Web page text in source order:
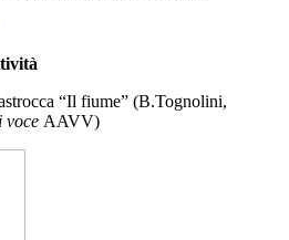
“Il fiume” (B.Tognolini,
voce AAVV)